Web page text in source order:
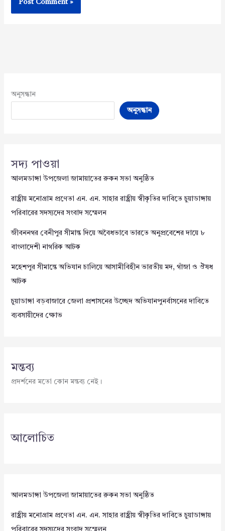
অনুসন্ধান
অনুসন্ধান
সদ্য পাওয়া
আলমডাঙ্গা উপজেলা জামায়াতের রুকন সভা অনুষ্ঠিত
রাষ্ট্রীয় মনোগ্রাম প্রণেতা এন. এন. সাহার রাষ্ট্রীয় স্বীকৃতির দাবিতে চুয়াডাঙ্গায়
পরিবারের সদস্যদের সংবাদ সম্মেলন
জীবননগর বেনীপুর সীমান্ত দিয়ে অবৈধভাবে ভারতে অনুপ্রবেশের দায়ে ৮
বাংলাদেশী নাগরিক আটক
মহেশপুর সীমান্তে অভিযান চালিয়ে আসামীবিহীন ভারতীয় মদ, গাঁজা ও ঔষধ
আটক
চুয়াডাঙ্গা বড়বাজারে জেলা প্রশাসনের উচ্ছেদ অভিযানপুনর্বাসনের দাবিতে
ব্যবসায়ীদের ক্ষোভ
মন্তব্য
প্রদর্শনের মতো কোন মন্তব্য নেই।
আলোচিত
আলমডাঙ্গা উপজেলা জামায়াতের রুকন সভা অনুষ্ঠিত
রাষ্ট্রীয় মনোগ্রাম প্রণেতা এন. এন. সাহার রাষ্ট্রীয় স্বীকৃতির দাবিতে চুয়াডাঙ্গায়
পরিবারের সদস্যদের সংবাদ সম্মেলন